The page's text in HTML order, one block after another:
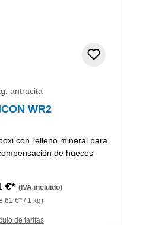
antracita
WR2
con relleno mineral para
de huecos
€* (IVA incluido)
€* / 1 kg)
de tarifas